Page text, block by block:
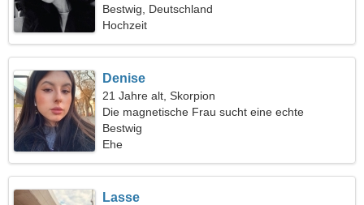
Bestwig, Deutschland
Hochzeit
Denise
21 Jahre alt, Skorpion
Die magnetische Frau sucht eine echte
Beziehung
Bestwig
Ehe
Lasse